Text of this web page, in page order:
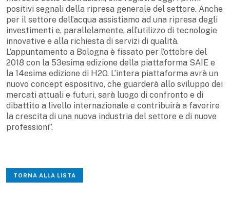
positivi segnali della ripresa generale del settore. Anche
per il settore dell’acqua assistiamo ad una ripresa degli
investimenti e, parallelamente, all’utilizzo di tecnologie
innovative e alla richiesta di servizi di qualità.
L’appuntamento a Bologna è fissato per l’ottobre del
2018 con la 53esima edizione della piattaforma SAIE e
la 14esima edizione di H2O. L’intera piattaforma avrà un
nuovo concept espositivo, che guarderà allo sviluppo dei
mercati attuali e futuri, sarà luogo di confronto e di
dibattito a livello internazionale e contribuirà a favorire
la crescita di una nuova industria del settore e di nuove
professioni”.
TORNA ALLA LISTA